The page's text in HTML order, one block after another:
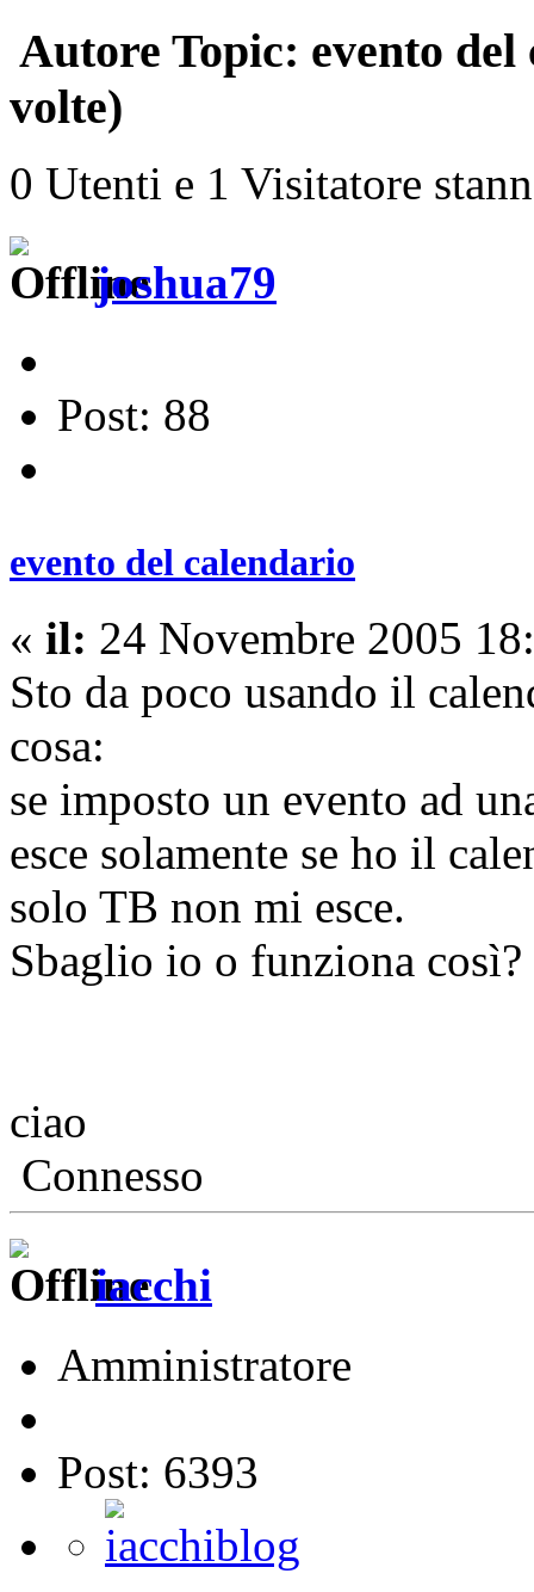
Autore Topic: evento
volte)
0 Utenti e 1 Visitatore
joshua79
Post: 88
evento del calendario
« il: 24 Novembre 2005
Sto da poco usando il
cosa:
se imposto un evento ad
esce solamente se ho il
solo TB non mi esce.
Sbaglio io o funziona così?
ciao
Connesso
iacchi
Amministratore
Post: 6393